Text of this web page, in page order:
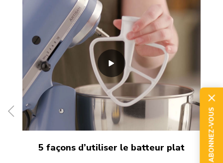
5 façons d’utiliser le batteur plat ABONNEZ-VOUS